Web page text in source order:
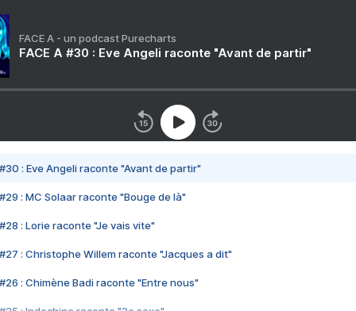
FACE A - un podcast Purecharts
FACE A #30 : Eve Angeli raconte "Avant de partir"
#30 : Eve Angeli raconte "Avant de partir"
#29 : MC Solaar raconte "Bouge de là"
#28 : Lorie raconte "Je vais vite"
#27 : Christophe Willem raconte "Jacques a dit"
#26 : Chimène Badi raconte "Entre nous"